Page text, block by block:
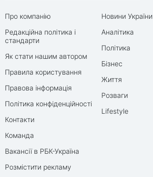
Про компанію
Редакційна політика і
стандарти
Як стати нашим автором
Правила користування
Правова інформація
Політика конфіденційності
Контакти
Команда
Вакансії в РБК-Україна
Розмістити рекламу
Новини України
Аналітика
Політика
Бізнес
Життя
Розваги
Lifestyle